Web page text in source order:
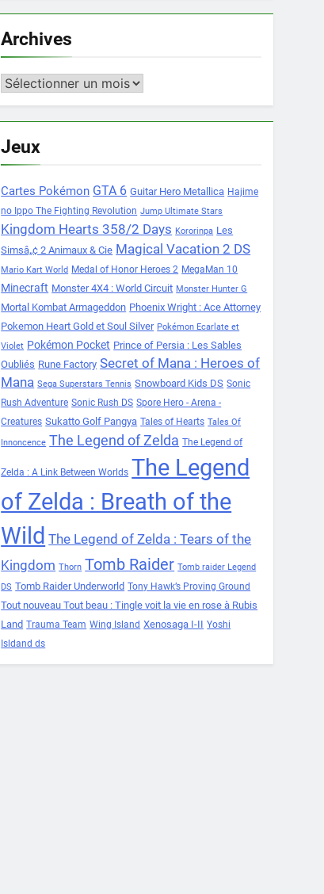
Archives
Archives
Jeux
Cartes Pokémon GTA 6 Guitar Hero Metallica Hajime
no Ippo The Fighting Revolution Jump Ultimate Stars
Kingdom Hearts 358/2 Days Kororinpa Les
Simsâ„¢ 2 Animaux & Cie Magical Vacation 2 DS
Mario Kart World Medal of Honor Heroes 2 MegaMan 10
Minecraft Monster 4X4 : World Circuit Monster Hunter G
Mortal Kombat Armageddon Phoenix Wright : Ace Attorney
Pokemon Heart Gold et Soul Silver Pokémon Ecarlate et
Violet Pokémon Pocket Prince of Persia : Les Sables
Oubliés Rune Factory Secret of Mana : Heroes of
Mana Sega Superstars Tennis Snowboard Kids DS Sonic
Rush Adventure Sonic Rush DS Spore Hero - Arena -
Creatures Sukatto Golf Pangya Tales of Hearts Tales Of
Innoncence The Legend of Zelda The Legend of
Zelda : A Link Between Worlds The Legend
of Zelda : Breath of the
Wild The Legend of Zelda : Tears of the
Kingdom Thorn Tomb Raider Tomb raider Legend
DS Tomb Raider Underworld Tony Hawk’s Proving Ground
Tout nouveau Tout beau : Tingle voit la vie en rose à Rubis
Land Trauma Team Wing Island Xenosaga I-II Yoshi
Isldand ds